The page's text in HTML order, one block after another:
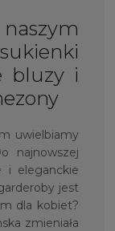
bluzy i
uwielbiamy
najnowszej
i eleganckie
jest
dla kobiet?
zmieniała